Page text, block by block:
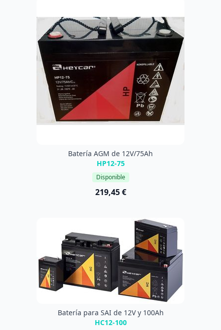
Batería AGM de 12V/75Ah
HP12-75
Disponible
219,45 €
Batería para SAI de 12V y 100Ah
HC12-100